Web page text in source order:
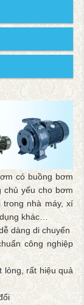
có buồng bơm
yếu cho bơm
nhà máy, xí
khác…
dàng di chuyển
công nghiệp
lỏng, rất hiệu quả